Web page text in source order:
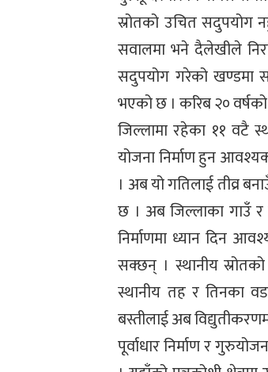
स्रोतको उचित सदुपयोग
सवालमा भने दैलेखीले
सदुपयोग गरेको खण्डमा
भएको छ । करिब २०
जिल्लामा रहेका ११ वटै
योजना निर्माण हुन
। अब यो गतिलाई तीव्र
छ । अब जिल्लाका गाउँ र
निर्माणमा ध्यान दिन
सक्छन् । स्थानीय
स्थानीय तह र तिनका
बस्तीलाई अब
पूर्वाधार निर्माण र